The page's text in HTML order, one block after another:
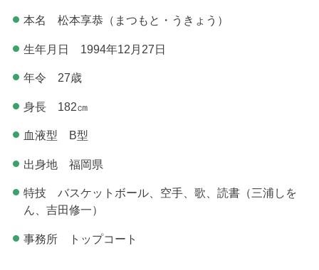
本名 松本享恭（まつもと・うきょう）
生年月日 1994年12月27日
年令 27歳
身長 182㎝
血液型 B型
出身地 福岡県
特技 バスケットボール、空手、歌、読書（三浦しを
ん、吉田修一）
事務所 トップコート